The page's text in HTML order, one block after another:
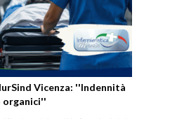
Vicenza: ''Indennità
organici''